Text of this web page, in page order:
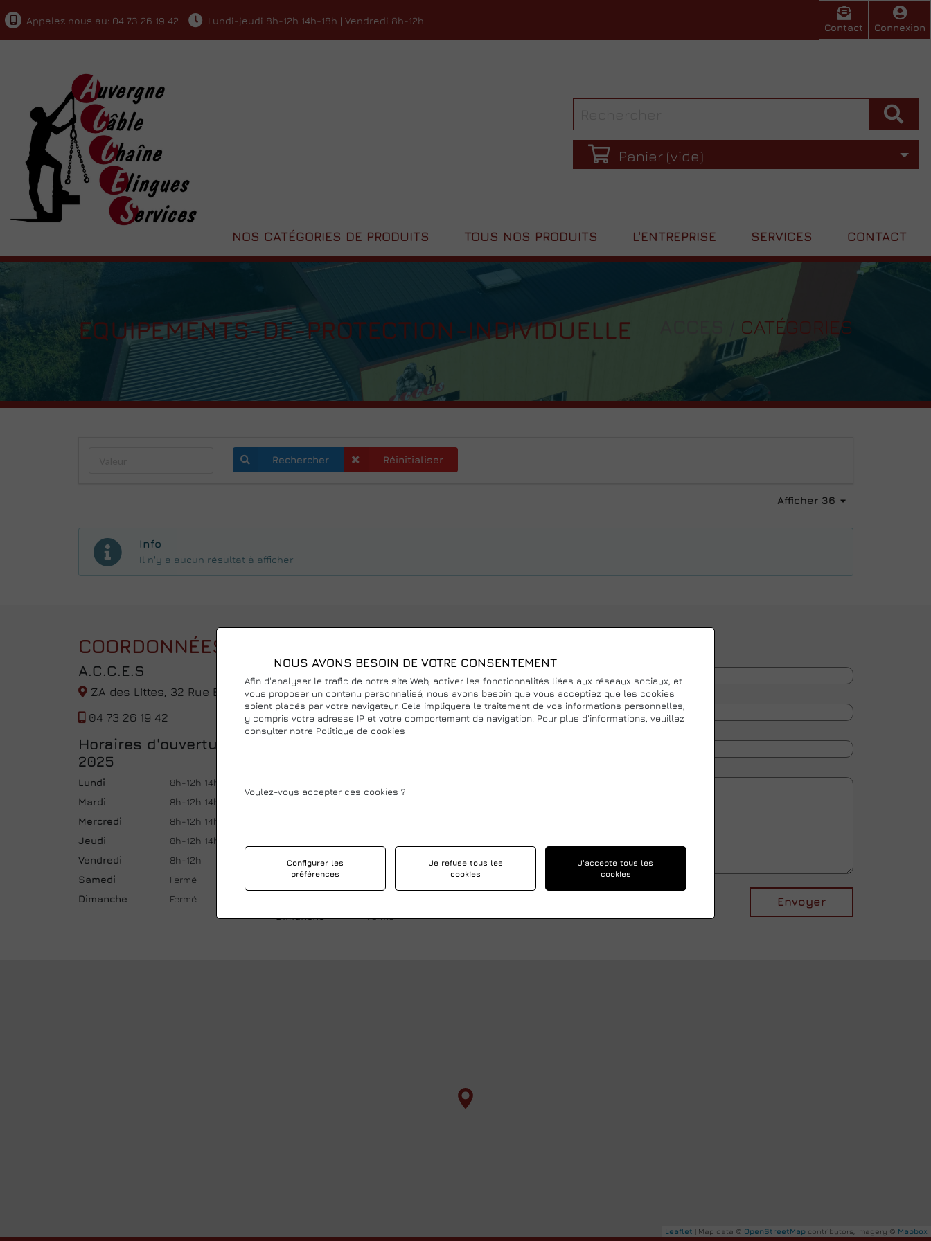
Appelez nous au: 04 73 26 19 42 Lundi-jeudi 8h-12h 14h-18h | Vendredi 8h-12h
Contact Connexion
Panier (vide)
NOS CATÉGORIES DE PRODUITS TOUS NOS PRODUITS L'ENTREPRISE SERVICES CONTACT
EQUIPEMENTS-DE-PROTECTION-INDIVIDUELLE CATÉGORIES
Rechercher Réinitialiser
Afficher 36
Info
Il n'y a aucun résultat à afficher
COORDONNÉES
A.C.C.E.S
ZA des Littes, 32 Rue Berard Barot, 63111 Mur-sur-Allier
04 73 26 19 42
Horaires d'ouvertures
2025
Lundi
8h-12h 14h-18h
Mardi
8h-12h 14h-18h
Mercredi
8h-12h 14h-18h
Jeudi
8h-12h 14h-18h
Vendredi
8h-12h
Samedi
Fermé
Dimanche
Fermé
Lundi
Jeudi
8h-12h 14h-18h
Vendredi
Dimanche
Fermé
Envoyer
Leaflet | Map data © OpenStreetMap contributors, Imagery © Mapbox
NOUS AVONS BESOIN DE VOTRE CONSENTEMENT
Afin d'analyser le trafic de notre site Web, activer les fonctionnalités liées aux réseaux sociaux, et
vous proposer un contenu personnalisé, nous avons besoin que vous acceptiez que les cookies
soient placés par votre navigateur. Cela impliquera le traitement de vos informations personnelles,
y compris votre adresse IP et votre comportement de navigation. Pour plus d'informations, veuillez
consulter notre Politique de cookies
Voulez-vous accepter ces cookies ?
Configurer les
préférences
Je refuse tous les
cookies
J'accepte tous les
cookies